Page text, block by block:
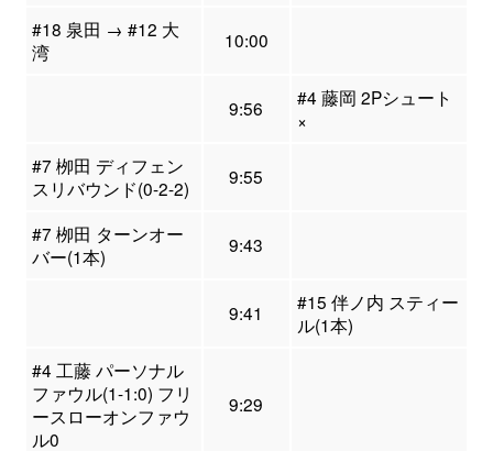
#18 泉田 → #12 大
湾
10:00
9:56
#4 藤岡 2Pシュート
×
#7 栁田 ディフェン
スリバウンド(0-2-2)
9:55
#7 栁田 ターンオー
バー(1本)
9:43
9:41
#15 伴ノ内 スティー
ル(1本)
#4 工藤 パーソナル
ファウル(1-1:0) フリ
ースローオンファウ
ル0
9:29